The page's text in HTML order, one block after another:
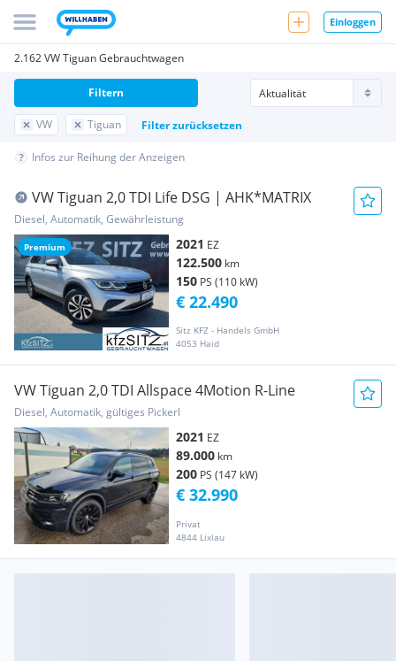
Einloggen
2.162 VW Tiguan Gebrauchtwagen
VW Tiguan Filter zurücksetzen
Filtern
Infos zur Reihung der Anzeigen
Premium
VW Tiguan 2,0 TDI Life DSG | AHK*MATRIX
Diesel, Automatik, Gewährleistung
2021 EZ
122.500 km
150 PS (110 kW)
Sitz KFZ - Handels GmbH
4053 Haid
€ 22.490
VW Tiguan 2,0 TDI Allspace 4Motion R-Line
Diesel, Automatik, gültiges Pickerl
2021 EZ
89.000 km
200 PS (147 kW)
Privat
4844 Lixlau
€ 32.990